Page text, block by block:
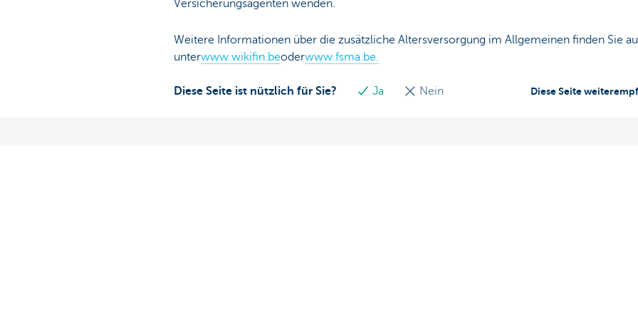
Versicherungsagenten wenden.
Weitere Informationen über die zusätzliche Altersversorgung im Allgemeinen finden Sie
unterwww.wikifin.beoderwww.fsma.be.
Diese Seite ist nützlich für Sie? Ja Nein Diese Seite